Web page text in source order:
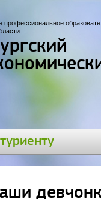
профессиональное